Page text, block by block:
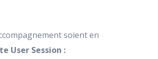
soient en
User Session :